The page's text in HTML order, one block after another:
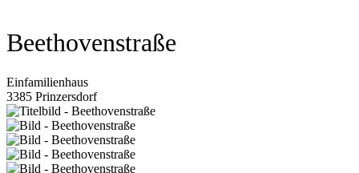
Beethovenstraße
Einfamilienhaus
3385 Prinzersdorf